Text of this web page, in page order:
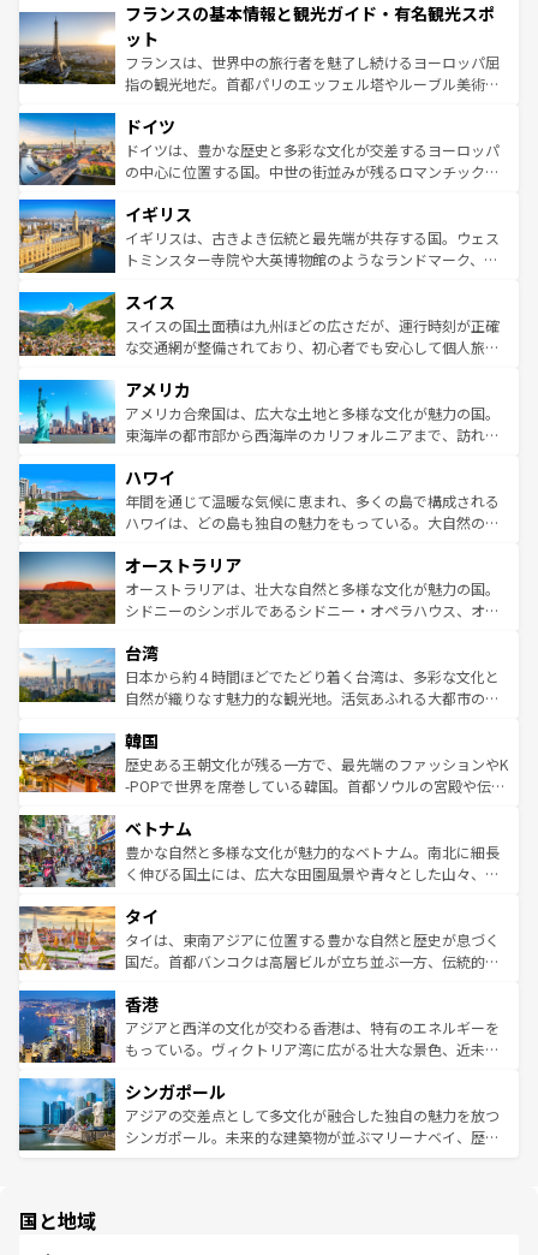
ませてくれるイタリアで、忘れられない旅をしてみよう！
なお、新着のイタリア情報は
しい。
文化が根付くこの国では、情熱的なフラメンコ、熱気あふ
れる闘牛、そして美味しいタパスが生活の一部となってい
る。首都マドリードの洗練された雰囲気や、バルセロナの
アートに溢れた街角から、地方では古代ローマ遺跡や中世
せる。地方によって風土や気候が異なるスペインはその個
性で訪れる人を魅了する。 なお、新着のスペイン情報は コ
ンテンツ一覧を参照してほしい。
フランスの基本情報と観光ガイド・有名観光スポ
ット
フランスは、世界中の旅行者を魅了し続けるヨーロッパ屈
指の観光地だ。首都パリのエッフェル塔やルーブル美術館
で、幅広い魅力が詰まっている。華麗な宮殿、歴史的な大
聖堂、美しいビーチ、そして豊かな自然が、訪れる者を心
から魅了する。また、フランスは美食の国としても知ら
いる。シャンパンの発祥地であるランス、プロヴァンスの
香り高いラベンダー畑など、多彩な楽しみ方が可能だ。さ
らに、パリ以外の地域にも魅力が溢れており、どの街角に
れる地方に足を運ぶとそれぞれで全く異なる文化を体験で
きるだろう。 なお、新着のフランス情報はコンテンツ一覧
を参照してほしい。
ドイツ
ドイツは、豊かな歴史と多彩な文化が交差するヨーロッパ
の中心に位置する国。中世の街並みが残るロマンチック街
顔を持つこの国は、どこを歩いても飽きることがない。ベ
ルリンの文化的活気、バイエルン州のアルプスの絶景、そ
してライン川沿いのワイン畑といった風景は必見。ビール
は、お酒好きな人にはぜひ体験してほしい。 なお、新着の
ドイツ情報はコンテンツ一覧を参照してほしい。
イギリス
イギリスは、古きよき伝統と最先端が共存する国。ウェス
トミンスター寺院や大英博物館のようなランドマーク、歴
リアごとに異なる魅力がある。また、優雅なアフタヌーン
ティー、ビール好きにはたまらない英国パブ、サッカー観
戦など、本場だからこそできる体験も豊富。イギリスを旅
ンツ一覧を参照してほしい。
スイス
スイスの国土面積は九州ほどの広さだが、運行時刻が正確
な交通網が整備されており、初心者でも安心して個人旅行
の建物がそのまま残る町や、スイスならではのユニークな
博物館もあり、アルプス観光だけでなく町歩きも満喫する
ことができる。国民の所得が高いため物価も高いが、旅行
ば市内交通費無料で観光を楽しむこともできる。 なお、新
着のスイス情報はコンテンツ一覧 を参照してほしい。
アメリカ
アメリカ合衆国は、広大な土地と多様な文化が魅力の国。
東海岸の都市部から西海岸のカリフォルニアまで、訪れる
のような巨大都市は、観光、ショッピング、エンターテイ
ンメントが詰まった刺激的なスポットだ。一方、アメリカ
西部には大自然が広がり、グランドキャニオンやイエロー
部のニューオーリンズでは、音楽と美食が融合した独特の
文化が魅力。旅行者はアメリカの各地域で異なる魅力を楽
しみながら、その多様性と豊かな歴史を感じることができ
ならではの贅沢な旅のスタイルだ。 なお、新着のアメリカ
情報はコンテンツ一覧を参照してほしい。
ハワイ
年間を通じて温暖な気候に恵まれ、多くの島で構成される
ハワイは、どの島も独自の魅力をもっている。大自然の神
ワイ島は見逃せない。また、定番の観光地といえばオアフ
島だが、静かな自然を求めるならマウイ島やカウアイ島が
おすすめ。エメラルドグリーンに輝く海をはじめ、豊かな
れるおもてなしの心で訪れる人々を迎えてくれるハワイの
人々、おいしいローカルフードやハワイアンミュージッ
ク、伝統的なフラダンスなど、すべてがハワイの魅力を彩
ワイを、存分に味わってほしい。 なお、新着のハワイ情報
はコンテンツ一覧を参照してほしい。
オーストラリア
オーストラリアは、壮大な自然と多様な文化が魅力の国。
シドニーのシンボルであるシドニー・オペラハウス、オー
リアリーフや大陸中央部にそびえるウルル（エアーズロッ
ク）、タスマニアの美しい原生林やケアンズの熱帯雨林な
ど、見どころがたくさん。また、カフェやワイン、オージ
いる。アクティビティも充実しており、サーフィンやダイ
ビング、ハイキングなど、アウトドア好きにはたまらな
い。オーストラリアの多彩な魅力を存分に味わいつくそ
参照してほしい。
台湾
日本から約４時間ほどでたどり着く台湾は、多彩な文化と
自然が織りなす魅力的な観光地。活気あふれる大都市の台
ン）、静ひつな山岳地帯である台湾東部など、都市の喧騒
と山間の静けさが共存しており、訪れる人に新しい発見と
驚きをもたらしてくれる。また、奥深い台湾の食文化も魅
容にもいいと評判のスイーツなど、バラエティ豊かな料理
が味わえる。 なお、新着の台湾情報は コンテンツ一覧を参
照してほしい。
韓国
歴史ある王朝文化が残る一方で、最先端のファッションやK
-POPで世界を席巻している韓国。首都ソウルの宮殿や伝統
き、地方に足を延ばせば四季折々の自然美を楽しむことが
できる。そして、キムチや焼肉、絶品のストリートフード
まで、さまざまな韓国料理が待っている。夜には、韓国な
リティに包まれながら、韓国の多彩な魅力を心ゆくまで味
わってみてほしい。 なお、新着の韓国情報はコンテンツ一
覧を参照してほしい。
ベトナム
豊かな自然と多様な文化が魅力的なベトナム。南北に細長
く伸びる国土には、広大な田園風景や青々とした山々、世
急速な発展と共に伝統が息づく。ハノイの古い町並みやホ
ーチミン市のフランス統治時代の建物も、独特の雰囲気を
醸し出している。また、バラエティの豊かさとおいしさで
とつ。フォーやバインミー、ベトナムコーヒーなどは、ぜ
ひ現地で味わいたい。どの地域を訪れてもあたたかい人々
が旅行者を迎えてくれるので、きっと忘れられない旅にな
参照してほしい。
タイ
タイは、東南アジアに位置する豊かな自然と歴史が息づく
国だ。首都バンコクは高層ビルが立ち並ぶ一方、伝統的な
の活気が交差している。北部ではチェンマイなどの山岳地
帯で自然と触れ合い、南部ではプーケットやクラビの美し
いビーチでリゾート気分を楽しむことができる。タイ料理
激する。気候は一年中温暖で、どの季節にも異なる楽しみ
が待っている。親しみやすいタイの人々、仏教を中心とし
た文化、そして多様な観光資源が、訪れる旅人を魅了し続
香港
アジアと西洋の文化が交わる香港は、特有のエネルギーを
もっている。ヴィクトリア湾に広がる壮大な景色、近未来
み、どこを訪れても感動するはず。観光スポットが密集し
ており、効率よく見どころを回れるのも魅力。息をのむよ
うな絶景から文化的な体験まで、香港を存分に楽しみ尽く
シンガポール
アジアの交差点として多文化が融合した独自の魅力を放つ
シンガポール。未来的な建築物が並ぶマリーナベイ、歴史
国と地域